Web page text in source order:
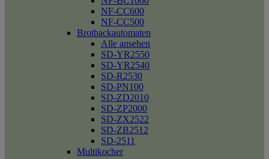
NF-CC600
NF-CC500
Brotbackautomaten
Alle ansehen
SD-YR2550
SD-YR2540
SD-R2530
SD-PN100
SD-ZD2010
SD-ZP2000
SD-ZX2522
SD-ZB2512
SD-2511
Multikocher